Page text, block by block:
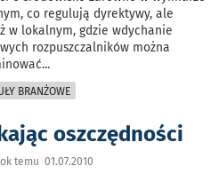
co regulują dyrektywy, ale
w lokalnym, gdzie wdychanie
rozpuszczalników można
...
BRANŻOWE
oszczędności
temu 01.07.2010